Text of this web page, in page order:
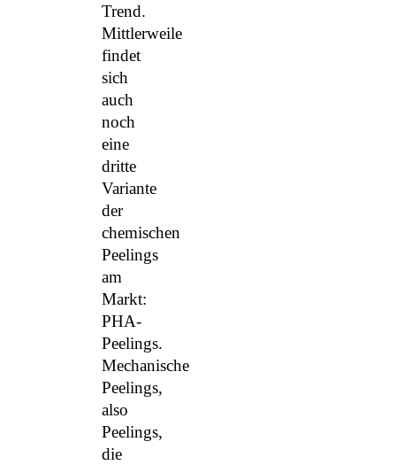
Trend.
Mittlerweile
findet
sich
auch
noch
eine
dritte
Variante
der
chemischen
Peelings
am
Markt:
PHA-
Peelings.
Mechanische
Peelings,
also
Peelings,
die